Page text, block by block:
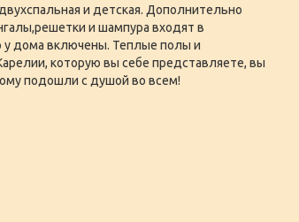
и детская. Дополнительно
и шампура входят в
у дома включены. Теплые полы и
которую вы себе представляете, вы
подошли с душой во всем!